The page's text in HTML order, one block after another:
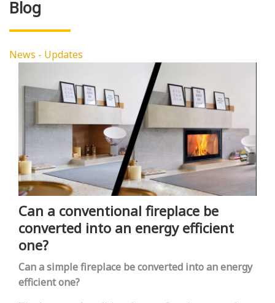
Blog
News - Updates
Can a conventional fireplace be
converted into an energy efficient
one?
Can a simple fireplace be converted into an energy
efficient one?